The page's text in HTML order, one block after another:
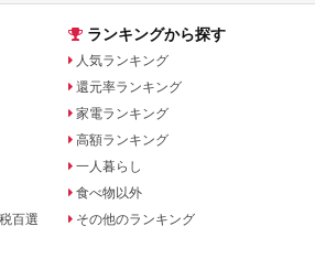
百選
ランキングから探す
人気ランキング
還元率ランキング
家電ランキング
高額ランキング
一人暮らし
食べ物以外
その他のランキング